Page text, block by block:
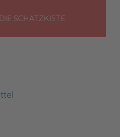
SCHATZKISTELEGEN